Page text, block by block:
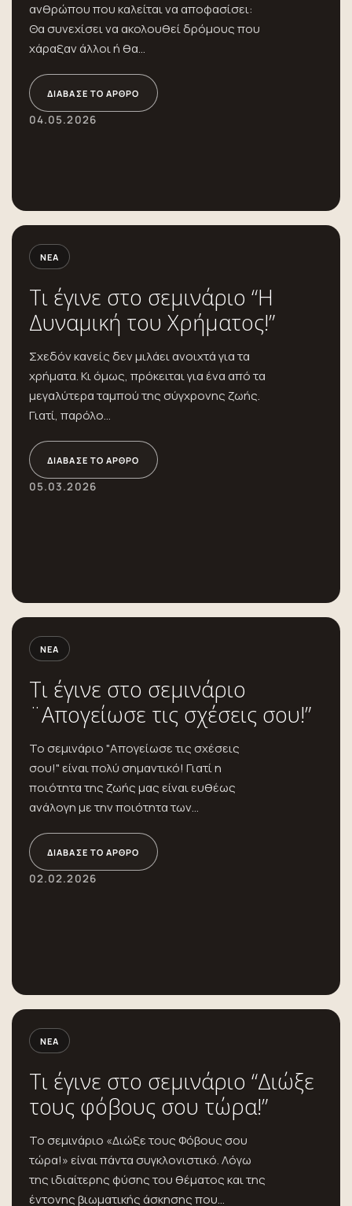
ανθρώπου που καλείται να αποφασίσει:
Θα συνεχίσει να ακολουθεί δρόμους που
χάραξαν άλλοι ή θα...
ΔΙΆΒΑΣΕ ΤΟ ΆΡΘΡΟ
04.05.2026
ΝΈΑ
Τι έγινε στο σεμινάριο “Η
Δυναμική του Χρήματος!”
Σχεδόν κανείς δεν μιλάει ανοιχτά για τα
χρήματα. Κι όμως, πρόκειται για ένα από τα
μεγαλύτερα ταμπού της σύγχρονης ζωής.
Γιατί, παρόλο...
ΔΙΆΒΑΣΕ ΤΟ ΆΡΘΡΟ
05.03.2026
ΝΈΑ
Τι έγινε στο σεμινάριο
¨Απογείωσε τις σχέσεις σου!”
Το σεμινάριο "Απογείωσε τις σχέσεις
σου!" είναι πολύ σημαντικό! Γιατί η
ποιότητα της ζωής μας είναι ευθέως
ανάλογη με την ποιότητα των...
ΔΙΆΒΑΣΕ ΤΟ ΆΡΘΡΟ
02.02.2026
ΝΈΑ
Τι έγινε στο σεμινάριο “Διώξε
τους φόβους σου τώρα!”
Το σεμινάριο «Διώξε τους Φόβους σου
τώρα!» είναι πάντα συγκλονιστικό. Λόγω
της ιδιαίτερης φύσης του θέματος και της
έντονης βιωματικής άσκησης που...